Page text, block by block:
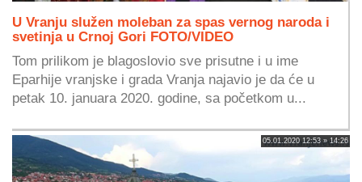
U Vranju služen moleban za spas vernog naroda i
svetinja u Crnoj Gori FOTO/VIDEO
Tom prilikom je blagoslovio sve prisutne i u ime
Eparhije vranjske i grada Vranja najavio je da će u
petak 10. januara 2020. godine, sa početkom u...
05.01.2020 12:53 » 14:26